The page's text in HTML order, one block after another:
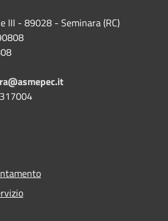
III - 89028 - Seminara (RC)